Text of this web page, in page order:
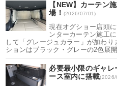
【NEW】カーテン
場！ (2026/07/01)
現在オグショー店頭
ンターカーテン施工
して「グレージュカラー」が加わ
ションはブラック・グレーの2色展開
必要最小限のギャ
ース室内に搭載